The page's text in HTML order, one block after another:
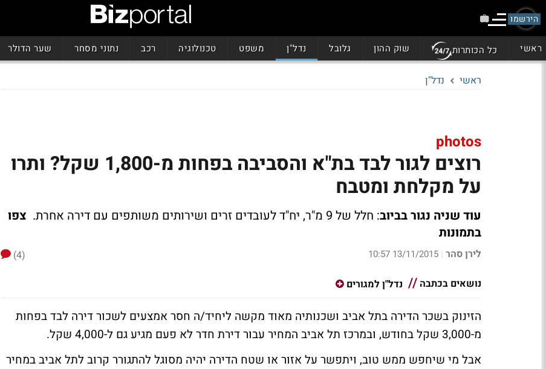
הירשמו
ראשי כל הכותרות שוק ההון גלובל נדל"ן משפט טכנולוגיה רכב נתוני מסחר שער הדולר
ראשי נדל"ן
photos
רוצים לגור לבד בת"א והסביבה בפחות מ-1,800 שקל? ותרו
על מקלחת ומטבח
עוד שניה נגור בביוב: חלל של 9 מ"ר, יח"ד לעובדים זרים ושירותים משותפים עם דירה אחרת.
צפו
בתמונות
לירן סהר |
13/11/2015 10:57
(4)
נושאים בכתבה
נדל"ן למגורים
הזינוק בשכר הדירה בתל אביב ושכנותיה מאוד מקשה ליחיד/ה חסר אמצעים לשכור דירה לבד בפחות
מ-3,000 שקל בחודש, ובמרכז תל אביב המחיר עבור דירת חדר לא פעם מגיע גם ל-4,000 שקל.
אבל מי שיחפש ממש טוב, ויתפשר על אזור או שטח הדירה יהיה מסוגל להתגורר קרוב לתל אביב במחיר